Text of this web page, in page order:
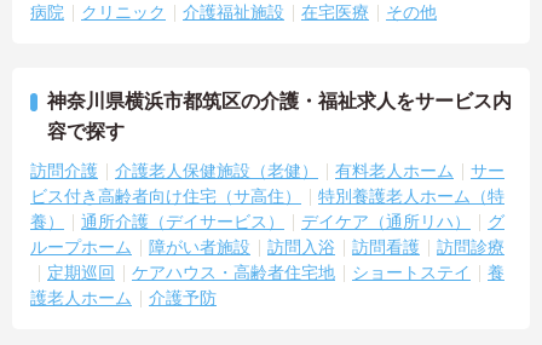
病院 クリニック 介護福祉施設 在宅医療 その他
神奈川県横浜市都筑区の介護・福祉求人をサービス内
容で探す
訪問介護 介護老人保健施設（老健） 有料老人ホーム
サー
ビス付き高齢者向け住宅（サ高住）
特別養護老人ホーム（特
養）
通所介護（デイサービス） デイケア（通所リハ）
グ
ループホーム
障がい者施設 訪問入浴 訪問看護
訪問診療
定期巡回
ケアハウス・高齢者住宅地 ショートステイ
養
護老人ホーム
介護予防